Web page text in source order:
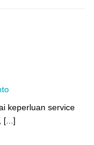
keperluan service
[...]